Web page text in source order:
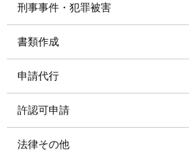
刑事事件・犯罪被害
書類作成
申請代行
許認可申請
法律その他